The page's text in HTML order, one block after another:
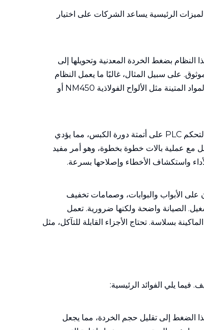
الرئيسية يساعد الشركات على اختيار
بضغط الخردة المعدنية وتحويلها إلى
على سبيل المثال، غالبًا ما يعمل النظام
عند ضغوط عمل تبلغ حوالي 21.5 ميجا باسكال، مما يوفر قوة كافية لضغط المعادن مثل الفولاذ والنحاس والألمنيوم بشكل فعال. تحمي المواد المتينة مثل الألواح الفولاذية NM450 أو
توفر المكبسات الهيدروليكية عادةً خيارين للتحكم: التحكم التلقائي PLC (وحدة التحكم المنطقية القابلة للبرمجة) والتحكم اليدوي. يعمل التحكم PLC على أتمتة دورة الكبس، مما يؤدي
مع عملية بالات خطوة بخطوة، وهو أمر مفيد
واستكشاف الأخطاء وإصلاحها بسرعة.
على الأبواب والبوابات، وصمامات تخفيف
الصيانة واضحة ولكنها ضرورية. تعمل
بسلاسة. تحتاج الأجزاء القابلة للتآكل، مثل
فيما يلي الفوائد الرئيسية:
الضغط إلى تقليل حجم الخردة، مما يجعل